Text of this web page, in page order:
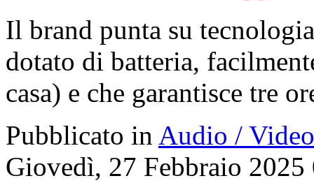
Il brand punta su
dotato di batteria,
casa) e che garantisce tre
Pubblicato in Audio / Video
Giovedì, 27 Febbraio 2025